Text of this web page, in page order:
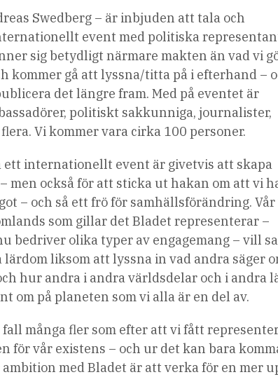
Swedberg – är inbjuden att tala och
event med politiska
sig betydligt närmare makten än vad vi
kommer gå att lyssna/titta på i efterhand –
det längre fram. Med på eventet är
politiskt sakkunniga, journalister,
Vi kommer vara cirka 100 personer.
ett internationellt event är givetvis att skapa
men också för att sticka ut hakan om att vi
– och så ett frö för samhällsförändring.
som gillar det Bladet representerar –
bedriver olika typer av engagemang – vill
liksom att lyssna in vad andra säger
hur andra i andra världsdelar och i andra
om på planeten som vi alla är en del av.
många fler som efter att vi fått
för vår existens – och ur det kan bara
med Bladet är att verka för en mer